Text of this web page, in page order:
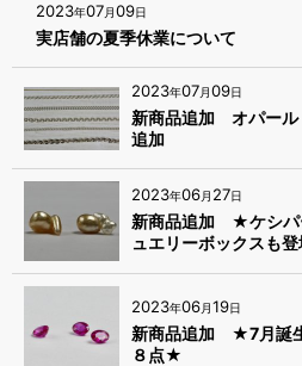
2023年07月09日
実店舗の夏季休業について
2023年07月09日
新商品追加 オパール
追加
2023年06月 27日
新商品追加 ★ケシパ
ュエリーボックスも
2023年06月19日
新商品追加 ★7月誕
８点★